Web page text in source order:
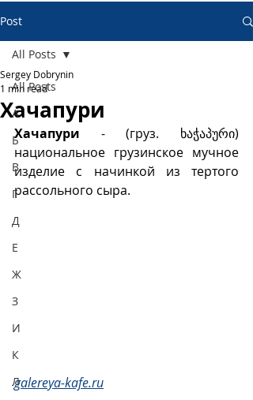
Post
All Posts
А
Б
В
Г
Д
Е
Ж
З
И
К
Л
All Posts
Хачапури
Sergey Dobrynin
1 min read
Хачапури - (груз. ხაჭაპური)
национальное грузинское мучное
изделие с начинкой из тертого
рассольного сыра.
galereya-kafe.ru